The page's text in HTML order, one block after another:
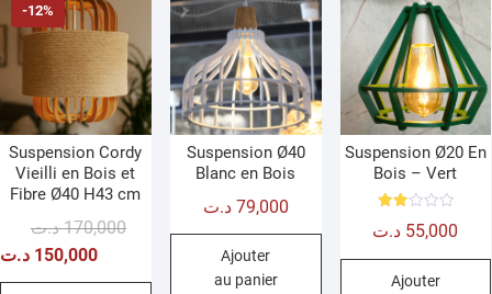
-12%
Suspension Cordy
Vieilli en Bois et
Fibre Ø40 H43 cm
170,000 د.ت
Le
initial
150,000 د.ت
Le
actuel
Suspension Ø40
Blanc en Bois
79,000 د.ت
Ajouter
au panier
Suspension Ø20 En
Bois – Vert
2.00
5
55,000 د.ت
Ajouter